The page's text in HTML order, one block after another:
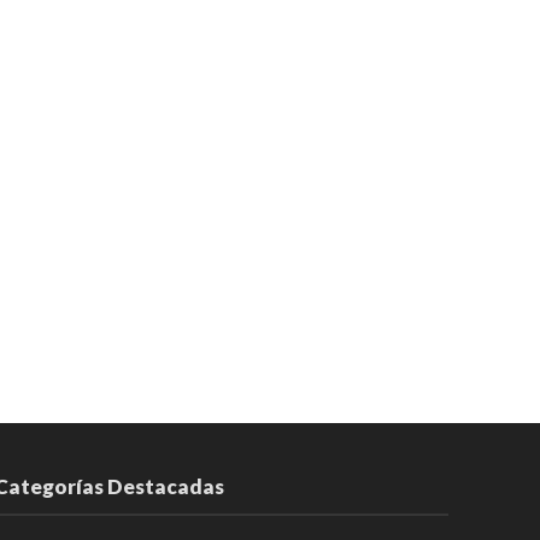
Destacadas